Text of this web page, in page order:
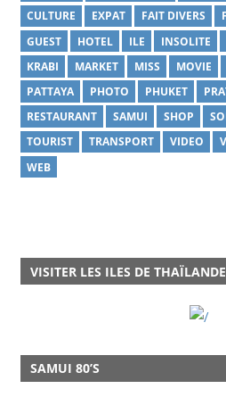
CULTURE
EXPAT FAIT DIVERS
GUEST
HOTEL ILE INSOLITE
KRABI
MARKET MISS MOVIE
PATTAYA
PHOTO PHUKET
RESTAURANT
SAMUI SHOP
TOURIST
TRANSPORT VIDEO
WEB
VISITER LES ILES DE THAÏLANDE
SAMUI 80’S